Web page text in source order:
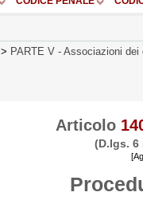
> PARTE V - Associazioni dei
Articolo
(D.lgs. 6